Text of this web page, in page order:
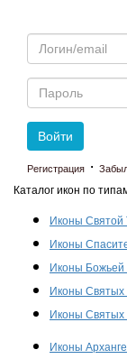
Email
Пароль
Войти
Регистрация ·
Каталог икон по
Иконы Святой
Иконы
Иконы
Иконы Святых
Иконы Святых
Иконы